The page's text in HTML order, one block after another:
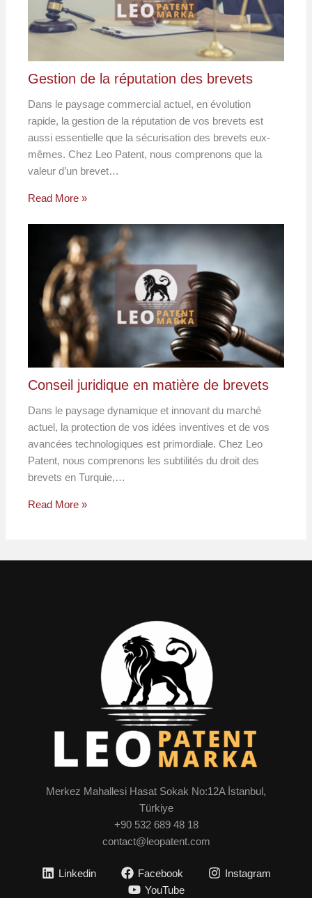
Gestion de la réputation des brevets
Dans le paysage commercial actuel, en évolution
rapide, la gestion de la réputation de vos brevets est
aussi essentielle que la sécurisation des brevets eux-
mêmes. Chez Leo Patent, nous comprenons que la
valeur d’un brevet…
Read More »
Conseil juridique en matière de brevets
Dans le paysage dynamique et innovant du marché
actuel, la protection de vos idées inventives et de vos
avancées technologiques est primordiale. Chez Leo
Patent, nous comprenons les subtilités du droit des
brevets en Turquie,…
Read More »
Merkez Mahallesi Hasat Sokak No:12A İstanbul,
Türkiye
+90 532 689 48 18
contact@leopatent.com
Linkedin Facebook
Instagram
YouTube